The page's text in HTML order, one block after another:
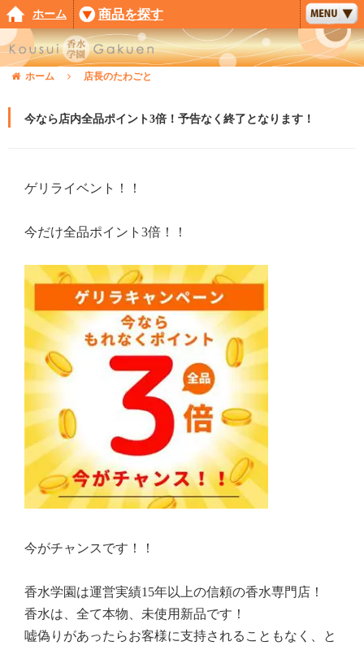
ホーム 商品を探す
ホーム 店長のたわごと
今なら店内全品ポイント3倍！予告なく終了となります！
ゲリライベント！！
今だけ全品ポイント3倍！！
今がチャンスです！！
香水学園は運営実績15年以上の信頼の香水専門店！
香水は、全て本物、未使用新品です！
嘘偽りがあったらお客様に支持されることもなく、と